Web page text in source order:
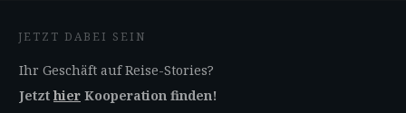
JETZT DABEI SEIN
Ihr Geschäft auf Reise-Stories?
Jetzthier Kooperation finden!